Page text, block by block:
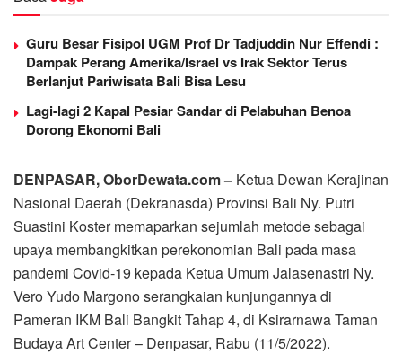
Guru Besar Fisipol UGM Prof Dr Tadjuddin Nur Effendi :
Dampak Perang Amerika/Israel vs Irak Sektor Terus
Berlanjut Pariwisata Bali Bisa Lesu
Lagi-lagi 2 Kapal Pesiar Sandar di Pelabuhan Benoa
Dorong Ekonomi Bali
DENPASAR, OborDewata.com – Ketua Dewan Kerajinan
Nasional Daerah (Dekranasda) Provinsi Bali Ny. Putri
Suastini Koster memaparkan sejumlah metode sebagai
upaya membangkitkan perekonomian Bali pada masa
pandemi Covid-19 kepada Ketua Umum Jalasenastri Ny.
Vero Yudo Margono serangkaian kunjungannya di
Pameran IKM Bali Bangkit Tahap 4, di Ksirarnawa Taman
Budaya Art Center – Denpasar, Rabu (11/5/2022).